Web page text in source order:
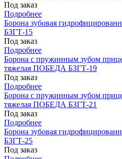
Под заказ
Подробнее
Борона зубовая
БЗГТ-15
Под заказ
Подробнее
Борона с пружинным зубом
тяжелая ПОБЕДА БЗГТ-19
Под заказ
Подробнее
Борона с пружинным зубом
тяжелая ПОБЕДА БЗГТ-21
Под заказ
Подробнее
Борона зубовая
БЗГТ-25
Под заказ